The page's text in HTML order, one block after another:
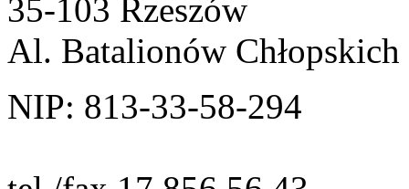
35-103 Rzeszów
Al. Batalionów
NIP: 813-33-58-294